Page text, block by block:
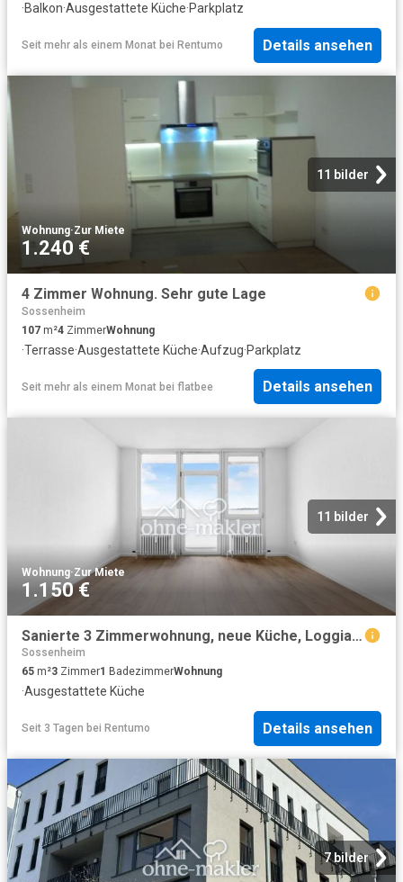
·Balkon·Ausgestattete Küche·Parkplatz
Seit mehr als einem Monat bei Rentumo Details ansehen
11 bilder
Wohnung·Zur Miete
1.240 €
4 Zimmer Wohnung. Sehr gute Lage
Sossenheim
107 m²4 ZimmerWohnung
·Terrasse·Ausgestattete Küche·Aufzug·Parkplatz
Seit mehr als einem Monat bei flatbee Details ansehen
11 bilder
Wohnung·Zur Miete
1.150 €
Sanierte 3 Zimmerwohnung, neue Küche, Loggia mit Skyline Blick 1093
Sossenheim
65 m²3 Zimmer1 BadezimmerWohnung
·Ausgestattete Küche
Seit 3 Tagen bei Rentumo Details ansehen
7 bilder